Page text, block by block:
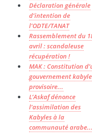
Déclaration générale
d’intention de
l’ODTE/TANAT
Rassemblement du
avril : scandaleuse
récupération !
MAK : Constitution
gouvernement kabyle
provisoire...
L’Askaf dénonce
l’assimilation des
Kabyles à la
communauté arabe...